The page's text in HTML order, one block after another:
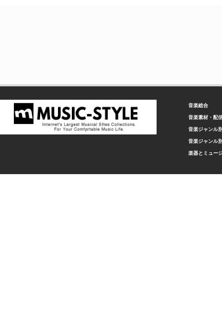
音楽総合
音楽素材・配
音楽ジャンル
音楽ジャンル
楽器とミュー